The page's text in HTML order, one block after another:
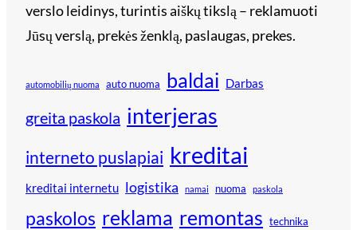
verslo leidinys, turintis aiškų tikslą – reklamuoti
Jūsų verslą, prekės ženklą, paslaugas, prekes.
automobilių nuoma auto nuoma baldai Darbas
greita paskola interjeras
interneto puslapiai kreditai
kreditai internetu logistika namai nuoma paskola
paskolos reklama remontas technika